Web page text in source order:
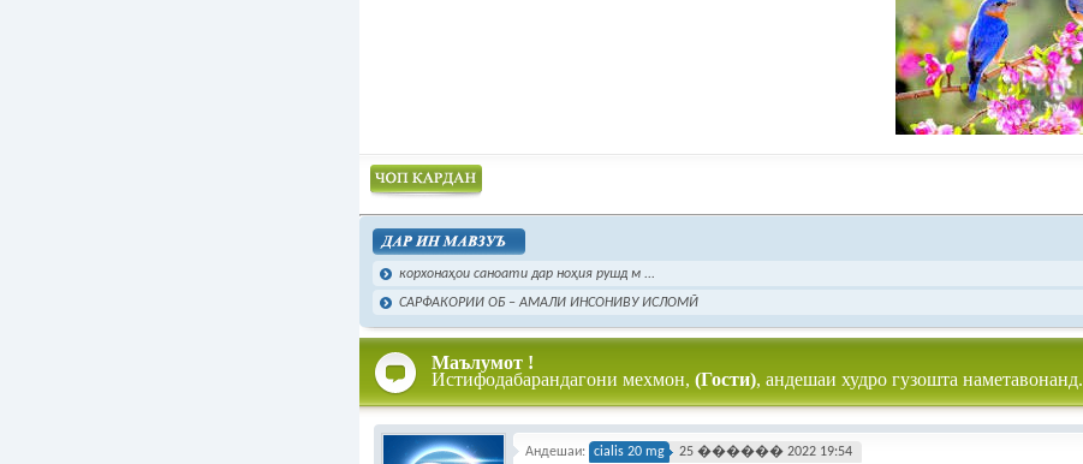
Чоп намудан
корхонаҳои саноати дар ноҳия рушд м ...
САРФАКОРИИ ОБ – АМАЛИ ИНСОНИВУ ИСЛОМӢ
Маълумот !
Истифодабарандагони мехмон, (Гости), андешаи худро гузошта наметавонанд.
Андешаи: cialis 20 mg 25 ������ 2022 19:54